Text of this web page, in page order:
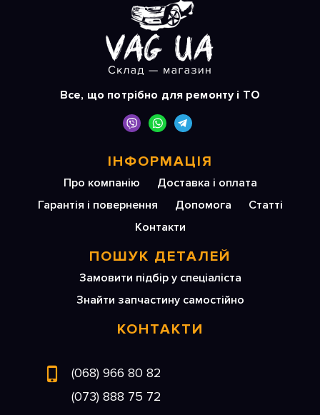
Все, що потрібно для ремонту і ТО
ІНФОРМАЦІЯ
Про компанію
Доставка і оплата
Гарантія і повернення
Допомога
Статті
Контакти
ПОШУК ДЕТАЛЕЙ
Замовити підбір у спеціаліста
Знайти запчастину самостійно
КОНТАКТИ
(068) 966 80 82
(073) 888 75 72